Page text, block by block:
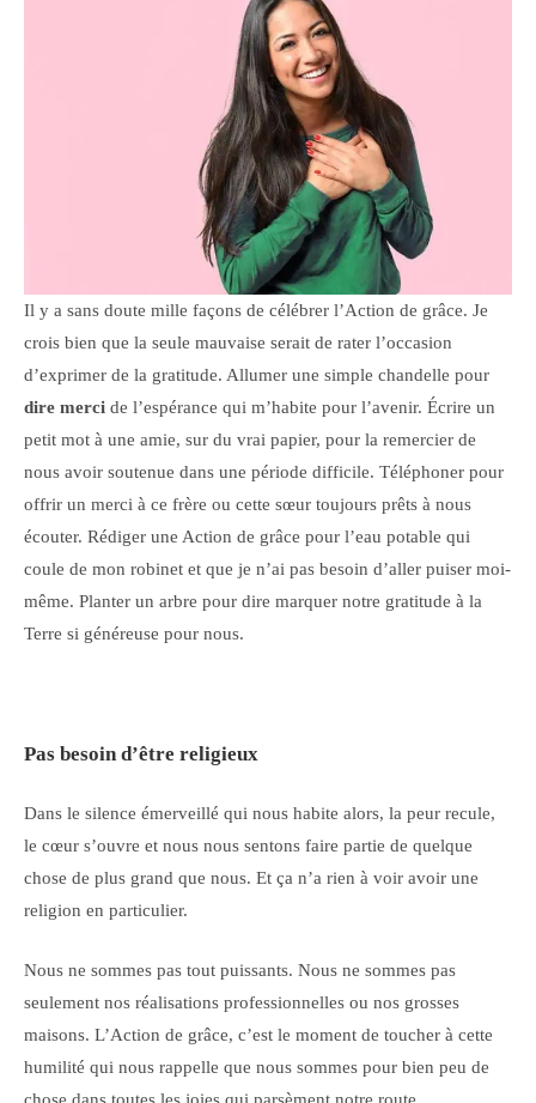
Il y a sans doute mille façons de célébrer l’Action de grâce. Je
crois bien que la seule mauvaise serait de rater l’occasion
d’exprimer de la gratitude. Allumer une simple chandelle pour
dire merci de l’espérance qui m’habite pour l’avenir. Écrire un
petit mot à une amie, sur du vrai papier, pour la remercier de
nous avoir soutenue dans une période difficile. Téléphoner pour
offrir un merci à ce frère ou cette sœur toujours prêts à nous
écouter. Rédiger une Action de grâce pour l’eau potable qui
coule de mon robinet et que je n’ai pas besoin d’aller puiser moi-
même. Planter un arbre pour dire marquer notre gratitude à la
Terre si généreuse pour nous.
Pas besoin d’être religieux
Dans le silence émerveillé qui nous habite alors, la peur recule,
le cœur s’ouvre et nous nous sentons faire partie de quelque
chose de plus grand que nous. Et ça n’a rien à voir avoir une
religion en particulier.
Nous ne sommes pas tout puissants. Nous ne sommes pas
seulement nos réalisations professionnelles ou nos grosses
maisons. L’Action de grâce, c’est le moment de toucher à cette
humilité qui nous rappelle que nous sommes pour bien peu de
chose dans toutes les joies qui parsèment notre route.